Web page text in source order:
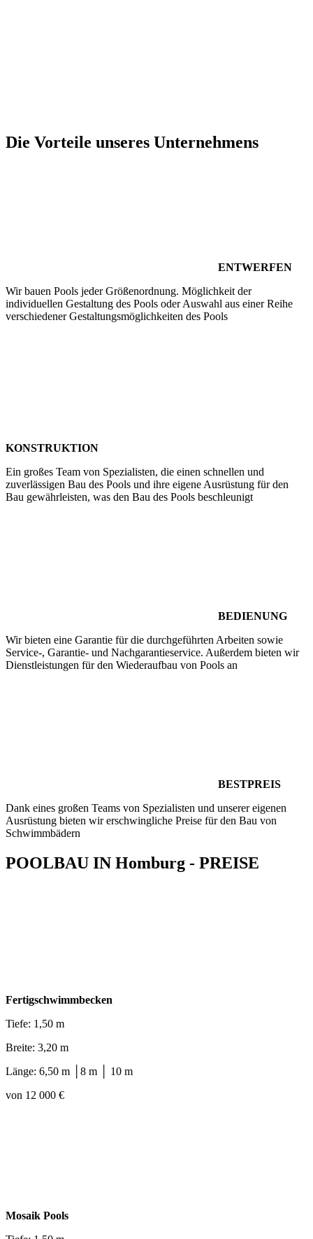
Die Vorteile unseres Unternehmens
ENTWERFEN
Wir bauen Pools jeder Größenordnung. Möglichkeit der
individuellen Gestaltung des Pools oder Auswahl aus einer Reihe
verschiedener Gestaltungsmöglichkeiten des Pools
KONSTRUKTION
Ein großes Team von Spezialisten, die einen schnellen und
zuverlässigen Bau des Pools und ihre eigene Ausrüstung für den
Bau gewährleisten, was den Bau des Pools beschleunigt
BEDIENUNG
Wir bieten eine Garantie für die durchgeführten Arbeiten sowie
Service-, Garantie- und Nachgarantieservice. Außerdem bieten wir
Dienstleistungen für den Wiederaufbau von Pools an
BESTPREIS
Dank eines großen Teams von Spezialisten und unserer eigenen
Ausrüstung bieten wir erschwingliche Preise für den Bau von
Schwimmbädern
POOLBAU IN Homburg - PREISE
Fertigschwimmbecken
Tiefe: 1,50 m
Breite: 3,20 m
Länge: 6,50 m │8 m │ 10 m
von 12 000 €
Mosaik Pools